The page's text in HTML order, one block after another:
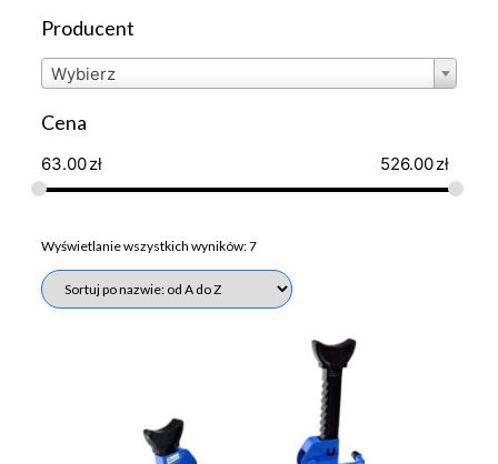
Producent
Wybierz
Cena
63.00zł 526.00zł
Wyświetlanie wszystkich wyników: 7